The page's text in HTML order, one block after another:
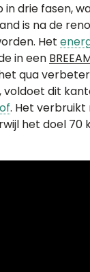
drie fasen,
is na de
Het
in een
qua
dit
. Het verbruikt
het doel 70